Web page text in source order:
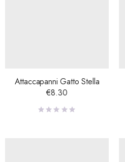
Attaccapanni Gatto Stella
€8.30